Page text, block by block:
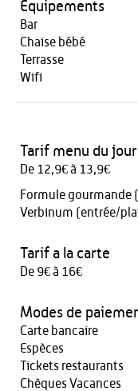
Equipements
Bar
Chaise bébé
Terrasse
Wifi
Tarif menu du jour
De 12,9€ à 13,9€
Formule
Verbinum (entrée/
Tarif a la carte
De 9€ à 16€
Modes de
Carte bancaire
Espèces
Tickets restaurants
Chèques Vacances